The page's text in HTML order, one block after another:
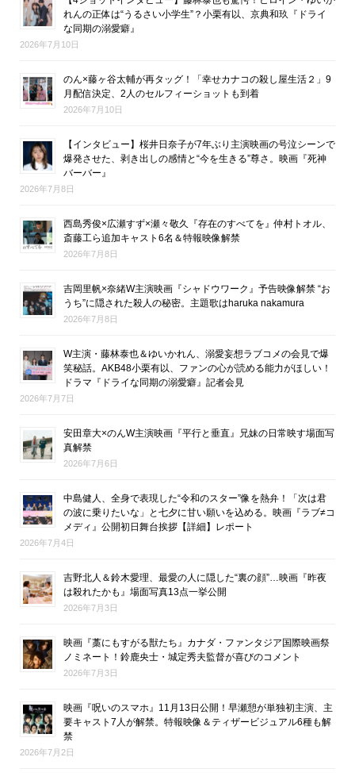
れんの正体は“うるさい小学生”？小栗有以、京典和玖『ドライ
な同期の溺愛癖』
2026年7月10日
のん×藤ヶ谷太輔が再タッグ！「幸せカナコの殺し屋生活２」9
月配信決定、2人のセルフィーショットも到着
2026年7月10日
【インタビュー】桜井日奈子が7年ぶり主演映画の号泣シーンで
爆発させた、剥き出しの感情と“今を生きる”尊さ。映画『死神
バーバー』
2026年7月8日
西島秀俊×広瀬すず×瀬々敬久『存在のすべてを』仲村トオル、
斎藤工ら追加キャスト6名＆特報映像解禁
2026年7月8日
吉岡里帆×奈緒W主演映画『シャドウワーク』予告映像解禁 “お
うち”に隠された殺人の秘密。主題歌はharuka nakamura
2026年7月8日
W主演・藤林泰也＆ゆいかれん、溺愛妄想ラブコメの会見で爆
笑秘話。AKB48小栗有以、ファンの心が読める能力がほしい！
ドラマ『ドライな同期の溺愛癖』記者会見
2026年7月7日
安田章大×のんW主演映画『平行と垂直』兄妹の日常映す場面写
真解禁
2026年7月6日
中島健人、全身で表現した“令和のスター”像を熱弁！「次は君
の波に乗りたいな」と七夕に甘い願いを込める。映画『ラブ≠コ
メディ』公開初日舞台挨拶【詳細】レポート
2026年7月4日
吉野北人＆鈴木愛理、最愛の人に隠した“裏の顔”…映画『昨夜
は殺れたかも』場面写真13点一挙公開
2026年7月3日
映画『藁にもすがる獣たち』カナダ・ファンタジア国際映画祭
ノミネート！鈴鹿央士・城定秀夫監督が喜びのコメント
2026年7月3日
映画『呪いのスマホ』11月13日公開！早瀬憩が単独初主演、主
要キャスト7人が解禁。特報映像＆ティザービジュアル6種も解
禁
2026年7月2日